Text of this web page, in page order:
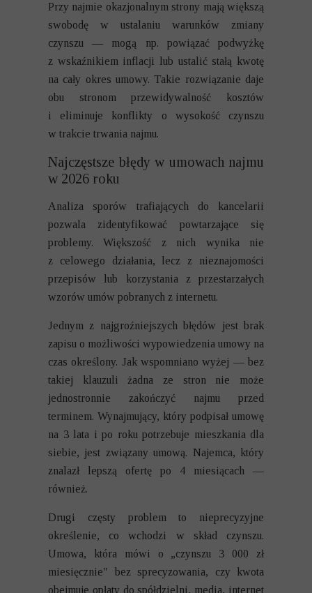
Przy najmie okazjonalnym strony mają większą
swobodę w ustalaniu warunków zmiany
czynszu — mogą np. powiązać podwyżkę
z wskaźnikiem inflacji lub ustalić stałą kwotę
na cały okres umowy. Takie rozwiązanie daje
obu stronom przewidywalność kosztów
i eliminuje konflikty o wysokość czynszu
w trakcie trwania najmu.
Najczęstsze błędy w umowach najmu
w 2026 roku
Analiza sporów trafiających do kancelarii
pozwala zidentyfikować powtarzające się
problemy. Większość z nich wynika nie
z celowego działania, lecz z nieznajomości
przepisów lub korzystania z przestarzałych
wzorów umów pobranych z internetu.
Jednym z najgroźniejszych błędów jest brak
zapisu o możliwości wypowiedzenia umowy na
czas określony. Jak wspomniano wyżej — bez
takiej klauzuli żadna ze stron nie może
jednostronnie zakończyć najmu przed
terminem. Wynajmujący, który podpisał umowę
na 3 lata i po roku potrzebuje mieszkania dla
siebie, jest związany umową. Najemca, który
znalazł lepszą ofertę po 4 miesiącach —
również.
Drugi częsty problem to nieprecyzyjne
określenie, co wchodzi w skład czynszu.
Umowa, która mówi o „czynszu 3 000 zł
miesięcznie" bez sprecyzowania, czy kwota
obejmuje opłaty do spółdzielni, media, internet